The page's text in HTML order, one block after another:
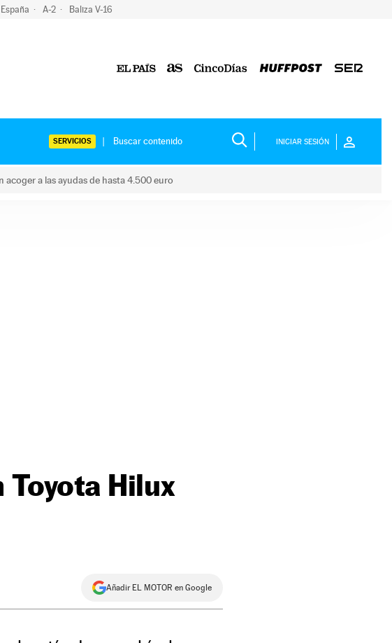
A-2 Baliza V-16
SERVICIOS INICIAR SESIÓN
a las ayudas de hasta 4.500 euro
Toyota Hilux
Añadir EL MOTOR en Google